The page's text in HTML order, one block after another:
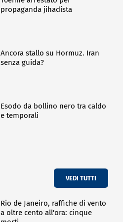
propaganda jihadista
Ancora stallo su Hormuz. Iran
senza guida?
Esodo da bollino nero tra caldo
e temporali
VEDI TUTTI
Rio de Janeiro, raffiche di vento
a oltre cento all'ora: cinque